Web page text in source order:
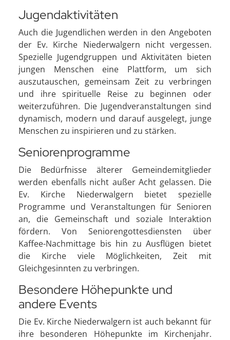
Jugendaktivitäten
Auch die Jugendlichen werden in den Angeboten
der Ev. Kirche Niederwalgern nicht vergessen.
Spezielle Jugendgruppen und Aktivitäten bieten
jungen Menschen eine Plattform, um sich
auszutauschen, gemeinsam Zeit zu verbringen
und ihre spirituelle Reise zu beginnen oder
weiterzuführen. Die Jugendveranstaltungen sind
dynamisch, modern und darauf ausgelegt, junge
Menschen zu inspirieren und zu stärken.
Seniorenprogramme
Die Bedürfnisse älterer Gemeindemitglieder
werden ebenfalls nicht außer Acht gelassen. Die
Ev. Kirche Niederwalgern bietet spezielle
Programme und Veranstaltungen für Senioren
an, die Gemeinschaft und soziale Interaktion
fördern. Von Seniorengottesdiensten über
Kaffee-Nachmittage bis hin zu Ausflügen bietet
die Kirche viele Möglichkeiten, Zeit mit
Gleichgesinnten zu verbringen.
Besondere Höhepunkte und
andere Events
Die Ev. Kirche Niederwalgern ist auch bekannt für
ihre besonderen Höhepunkte im Kirchenjahr.